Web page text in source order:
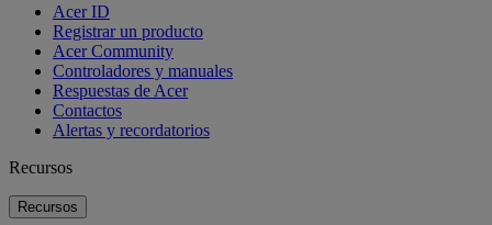
Acer ID
Registrar un producto
Acer Community
Controladores y manuales
Respuestas de Acer
Contactos
Alertas y recordatorios
Recursos
Recursos